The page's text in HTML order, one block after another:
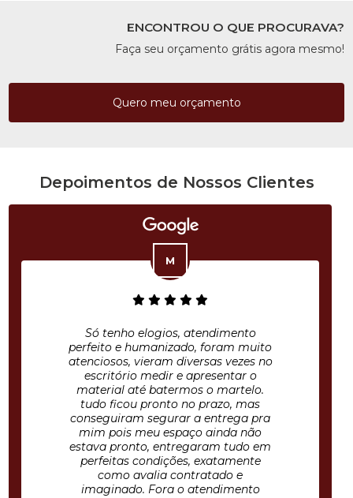
ENCONTROU O QUE PROCURAVA?
Faça seu orçamento grátis agora mesmo!
Quero meu orçamento
Depoimentos de Nossos Clientes
Só tenho elogios, atendimento
perfeito e humanizado, foram muito
atenciosos, vieram diversas vezes no
escritório medir e apresentar o
material até batermos o martelo.
tudo ficou pronto no prazo, mas
conseguiram segurar a entrega pra
mim pois meu espaço ainda não
estava pronto, entregaram tudo em
perfeitas condições, exatamente
como avalia contratado e
imaginado. Fora o atendimento